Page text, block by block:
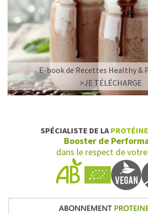
E-book de Recettes Healthy &
>JE TÉLÉCHARGE
SPÉCIALISTE DE LA
Booster de
dans le respect de